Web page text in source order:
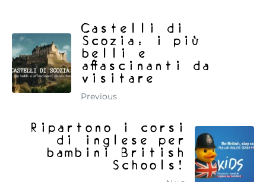
Castelli di
Scozia: i più
belli e
affascinanti da
visitare
Previous
Ripartono i corsi
di inglese per
bambini British
Schools!